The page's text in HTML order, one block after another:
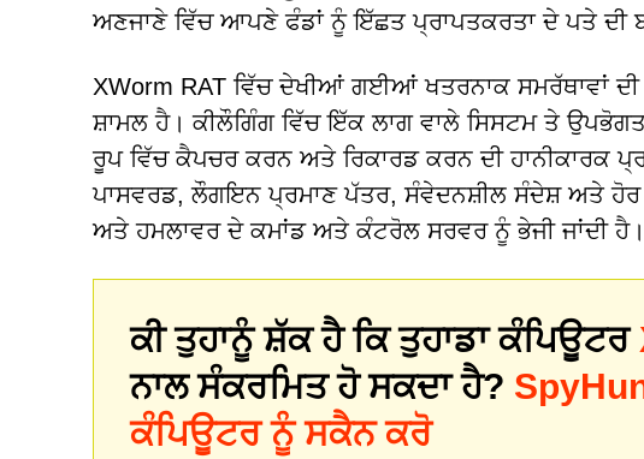
ਅਣਜਾਣੇ ਵਿੱਚ ਆਪਣੇ ਫੰਡਾਂ ਨੂੰ ਇੱਛਤ ਪ੍ਰਾਪਤਕਰਤਾ ਦੇ ਪਤੇ ਦੀ
XWorm RAT ਵਿੱਚ ਦੇਖੀਆਂ ਗਈਆਂ ਖਤਰਨਾਕ ਸਮਰੱਥਾਵਾਂ ਦੀ
ਸ਼ਾਮਲ ਹੈ। ਕੀਲੌਗਿੰਗ ਵਿੱਚ ਇੱਕ ਲਾਗ ਵਾਲੇ ਸਿਸਟਮ ਤੇ
ਰੂਪ ਵਿੱਚ ਕੈਪਚਰ ਕਰਨ ਅਤੇ ਰਿਕਾਰਡ ਕਰਨ ਦੀ ਹਾਨੀਕਾਰਕ
ਪਾਸਵਰਡ, ਲੌਗਇਨ ਪ੍ਰਮਾਣ ਪੱਤਰ, ਸੰਵੇਦਨਸ਼ੀਲ ਸੰਦੇਸ਼ ਅਤੇ ਹੋਰ
ਅਤੇ ਹਮਲਾਵਰ ਦੇ ਕਮਾਂਡ ਅਤੇ ਕੰਟਰੋਲ ਸਰਵਰ ਨੂੰ ਭੇਜੀ ਜਾਂਦੀ ਹੈ।
ਕੀ ਤੁਹਾਨੂੰ ਸ਼ੱਕ ਹੈ ਕਿ ਤੁਹਾਡਾ ਕੰਪਿਊਟਰ
ਨਾਲ ਸੰਕਰਮਿਤ ਹੋ ਸਕਦਾ ਹੈ?
ਕੰਪਿਊਟਰ ਨੂੰ ਸਕੈਨ ਕਰੋ